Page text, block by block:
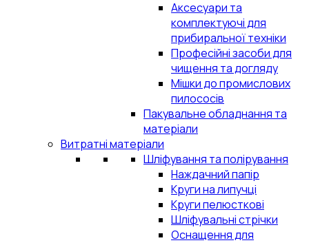
Аксесуари та
комплектуючі для
прибиральної техніки
Професійні засоби для
чищення та догляду
Мішки до промислових
пилососів
Пакувальне обладнання та
матеріали
Витратні матеріали
Шліфування та полірування
Наждачний папір
Круги на липучці
Круги пелюсткові
Шліфувальні стрічки
Оснащення для